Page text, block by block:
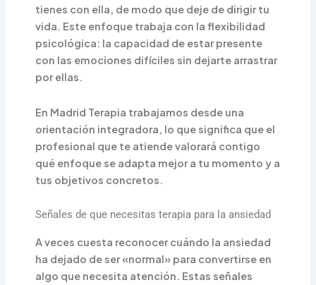
tienes con ella, de modo que deje de dirigir tu
vida. Este enfoque trabaja con la flexibilidad
psicológica: la capacidad de estar presente
con las emociones difíciles sin dejarte arrastrar
por ellas.
En Madrid Terapia trabajamos desde una
orientación integradora, lo que significa que el
profesional que te atiende valorará contigo
qué enfoque se adapta mejor a tu momento y a
tus objetivos concretos.
Señales de que necesitas terapia para la ansiedad
A veces cuesta reconocer cuándo la ansiedad
ha dejado de ser «normal» para convertirse en
algo que necesita atención. Estas señales